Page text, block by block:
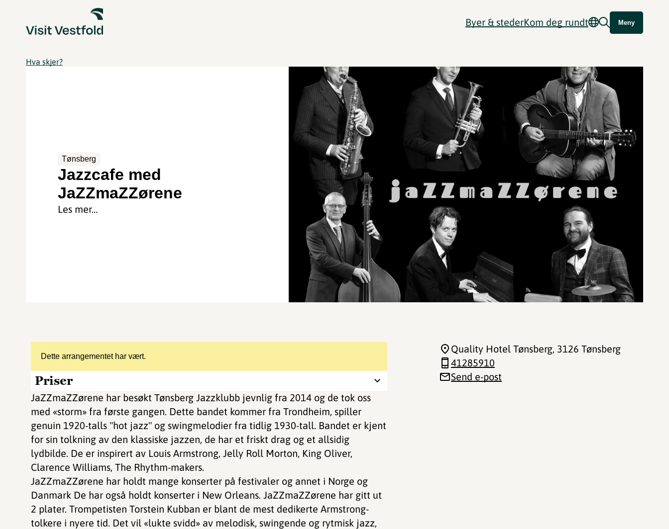
Byer & stederKom deg rundt Meny
Hva skjer?
Tønsberg
Jazzcafe med
JaZZmaZZørene
Les mer…
Dette arrangementet har vært.
Priser
JaZZmaZZørene har besøkt Tønsberg Jazzklubb jevnlig fra 2014 og de tok oss
med «storm» fra første gangen. Dette bandet kommer fra Trondheim, spiller
genuin 1920-talls "hot jazz" og swingmelodier fra tidlig 1930-tall. Bandet er kjent
for sin tolkning av den klassiske jazzen, de har et friskt drag og et allsidig
lydbilde. De er inspirert av Louis Armstrong, Jelly Roll Morton, King Oliver,
Clarence Williams, The Rhythm-makers.
JaZZmaZZørene har holdt mange konserter på festivaler og annet i Norge og
Danmark De har også holdt konserter i New Orleans. JaZZmaZZørene har gitt ut
2 plater. Trompetisten Torstein Kubban er blant de mest dedikerte Armstrong-
tolkere i nyere tid. Det vil «lukte svidd» av melodisk, swingende og rytmisk jazz,
Quality Hotel Tønsberg, 3126 Tønsberg
41285910
Send e-post